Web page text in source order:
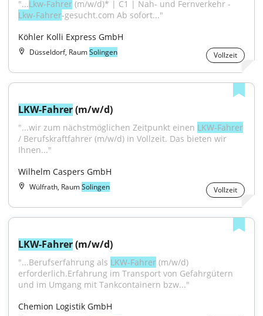
"...Lkw-Fahrer
Lkw-Fahrer-gesucht.com Ab sofort..."
Köhler Kolli Express GmbH
Düsseldorf, RaumSolingen Vollzeit
LKW-Fahrer (m/w/d)
"...wir zum nächstmöglichen Zeitpunkt einen LKW-Fahrer
/ Berufskraftfahrer (m/w/d) in Vollzeit. Das bieten wir
Ihnen..."
Wilhelm Caspers GmbH
Wülfrath, RaumSolingen Vollzeit
LKW-Fahrer (m/w/d)
"...Berufserfahrung als LKW-Fahrer (m/w/d)
erforderlich.Erfahrung im Transport von Gefahrgütern
und im Umgang mit Tankcontainern bzw..."
Chemion Logistik GmbH